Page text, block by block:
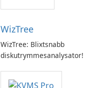
WizTree
WizTree: Blixtsnabb
diskutrymmesanalysator!